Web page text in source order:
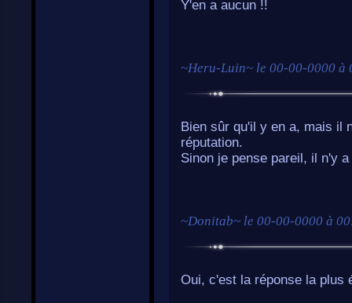
Y'en a aucun !!
~Heru-Luin~ le 00-00-0000 à
Bien sûr qu'il y en a, mais il
réputation.
Sinon je pense pareil, il n'y
~Donitab~ le 00-00-0000 à
Oui, c'est la réponse la plus